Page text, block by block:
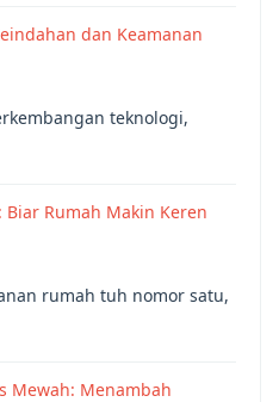
dan Keamanan
teknologi,
Biar Rumah Makin Keren
rumah tuh nomor satu,
Mewah: Menambah